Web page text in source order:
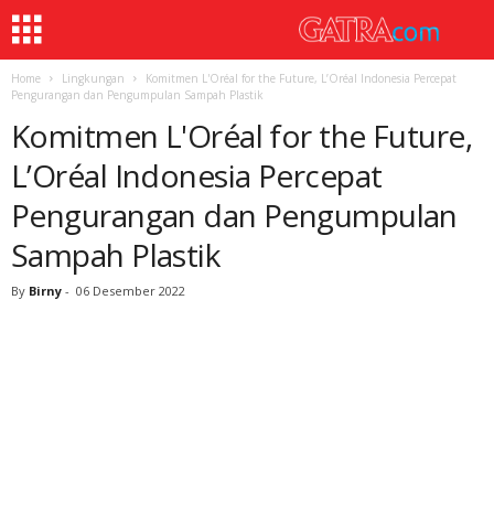
Home Lingkungan
Komitmen L'Oréal for the Future, L’Oréal Indonesia Percepat
Pengurangan dan Pengumpulan Sampah Plastik
Komitmen L'Oréal for the Future,
L’Oréal Indonesia Percepat
Pengurangan dan Pengumpulan
Sampah Plastik
By Birny - 06 Desember 2022